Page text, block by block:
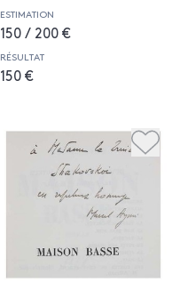
ESTIMATION
150 / 200 €
RÉSULTAT
150 €